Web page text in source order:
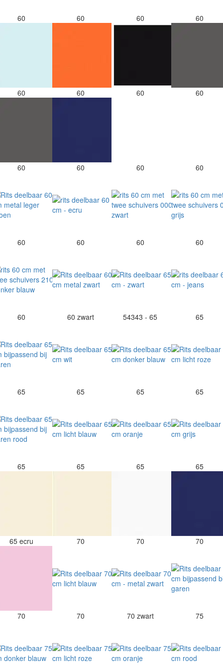
60 60 60 60
60 60 60 60
60 60 60 60
60 60 60 60
60 60 zwart 54343 - 65 65
65 65 65 65
65 65 65 65
65 ecru 70 70 70
70 70 70 zwart 75